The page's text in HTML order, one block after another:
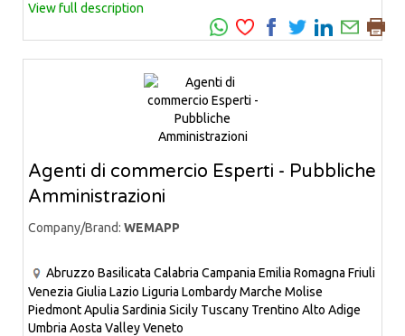
View full description
Agenti di commercio Esperti - Pubbliche
Amministrazioni
Company/Brand: WEMAPP
Abruzzo Basilicata Calabria Campania Emilia Romagna Friuli
Venezia Giulia Lazio Liguria LombardyMarche Molise
PiedmontApulia Sardinia Sicily Tuscany Trentino Alto Adige
Umbria Aosta ValleyVeneto